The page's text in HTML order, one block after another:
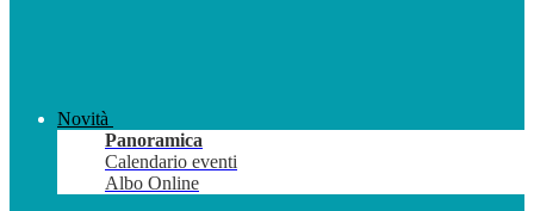
Novità
Panoramica
Calendario eventi
Albo Online